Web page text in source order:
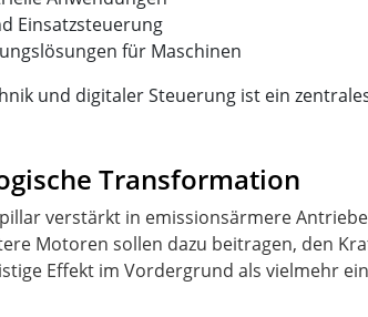
Einsatzsteuerung
für Maschinen
und digitaler Steuerung ist ein
Transformation
verstärkt in emissionsärmere
Motoren sollen dazu beitragen, den
Effekt im Vordergrund als vielmehr